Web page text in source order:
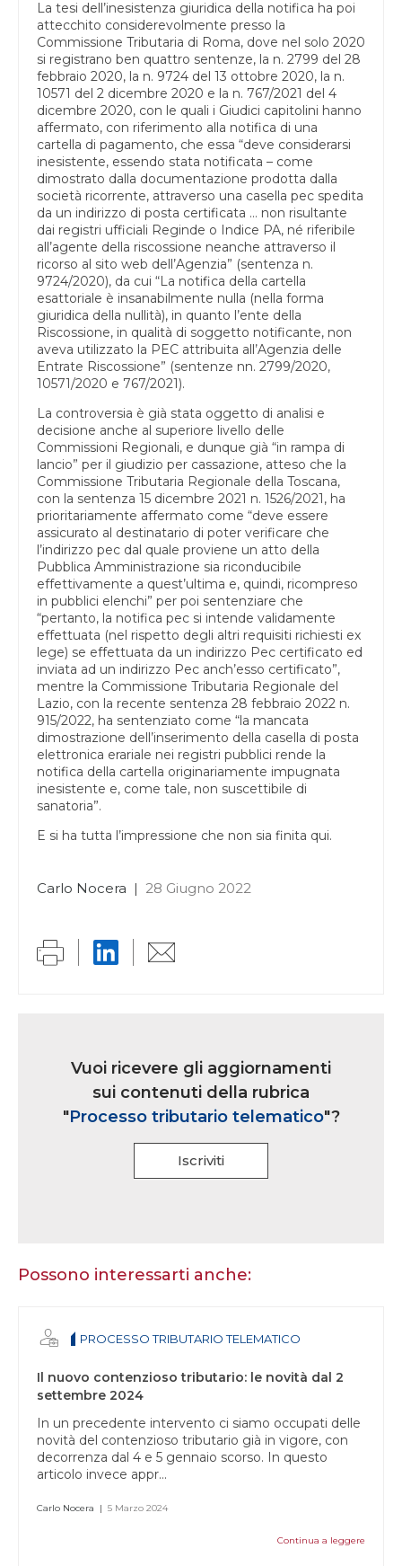
La tesi dell’inesistenza giuridica della notifica ha poi
attecchito considerevolmente presso la
Commissione Tributaria di Roma, dove nel solo 2020
si registrano ben quattro sentenze, la n. 2799 del 28
febbraio 2020, la n. 9724 del 13 ottobre 2020, la n.
10571 del 2 dicembre 2020 e la n. 767/2021 del 4
dicembre 2020, con le quali i Giudici capitolini hanno
affermato, con riferimento alla notifica di una
cartella di pagamento, che essa “deve considerarsi
inesistente, essendo stata notificata – come
dimostrato dalla documentazione prodotta dalla
società ricorrente, attraverso una casella pec spedita
da un indirizzo di posta certificata … non risultante
dai registri ufficiali Reginde o Indice PA, né riferibile
all’agente della riscossione neanche attraverso il
ricorso al sito web dell’Agenzia” (sentenza n.
9724/2020), da cui “La notifica della cartella
esattoriale è insanabilmente nulla (nella forma
giuridica della nullità), in quanto l’ente della
Riscossione, in qualità di soggetto notificante, non
aveva utilizzato la PEC attribuita all’Agenzia delle
Entrate Riscossione” (sentenze nn. 2799/2020,
10571/2020 e 767/2021).
La controversia è già stata oggetto di analisi e
decisione anche al superiore livello delle
Commissioni Regionali, e dunque già “in rampa di
lancio” per il giudizio per cassazione, atteso che la
Commissione Tributaria Regionale della Toscana,
con la sentenza 15 dicembre 2021 n. 1526/2021, ha
prioritariamente affermato come “deve essere
assicurato al destinatario di poter verificare che
l’indirizzo pec dal quale proviene un atto della
Pubblica Amministrazione sia riconducibile
effettivamente a quest’ultima e, quindi, ricompreso
in pubblici elenchi” per poi sentenziare che
“pertanto, la notifica pec si intende validamente
effettuata (nel rispetto degli altri requisiti richiesti ex
lege) se effettuata da un indirizzo Pec certificato ed
inviata ad un indirizzo Pec anch’esso certificato”,
mentre la Commissione Tributaria Regionale del
Lazio, con la recente sentenza 28 febbraio 2022 n.
915/2022, ha sentenziato come “la mancata
dimostrazione dell’inserimento della casella di posta
elettronica erariale nei registri pubblici rende la
notifica della cartella originariamente impugnata
inesistente e, come tale, non suscettibile di
sanatoria”.
E si ha tutta l’impressione che non sia finita qui.
Carlo Nocera | 28 Giugno 2022
iscrizioneVuoi ricevere gli aggiornamenti
sui contenuti della rubrica
"Processo tributario telematico"?
Iscriviti
essere
questo
campo
Possono interessarti anche:
PROCESSO TRIBUTARIO TELEMATICO
Il nuovo contenzioso tributario: le novità dal 2
settembre 2024
In un precedente intervento ci siamo occupati delle
novità del contenzioso tributario già in vigore, con
decorrenza dal 4 e 5 gennaio scorso. In questo
articolo invece appr...
Carlo Nocera | 5 Marzo 2024
Continua a leggere